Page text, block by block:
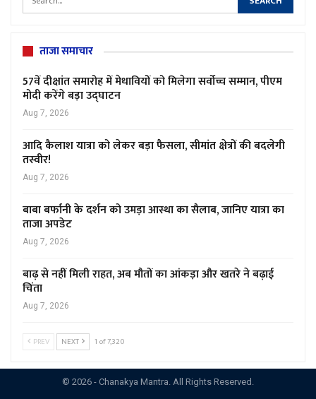
ताजा समाचार
57वें दीक्षांत समारोह में मेधावियों को मिलेगा सर्वोच्च सम्मान, पीएम
मोदी करेंगे बड़ा उद्घाटन
Aug 7, 2026
आदि कैलाश यात्रा को लेकर बड़ा फैसला, सीमांत क्षेत्रों की बदलेगी
तस्वीर!
Aug 7, 2026
बाबा बर्फानी के दर्शन को उमड़ा आस्था का सैलाब, जानिए यात्रा का
ताजा अपडेट
Aug 7, 2026
बाढ़ से नहीं मिली राहत, अब मौतों का आंकड़ा और खतरे ने बढ़ाई
चिंता
Aug 7, 2026
PREV NEXT 1 of 7,320
© 2026 - Chanakya Mantra. All Rights Reserved.